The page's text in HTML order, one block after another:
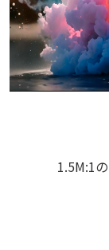
1.5M:1